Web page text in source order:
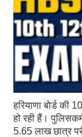
हरियाणा बोर्ड की
हो रही हैं।
5.65 लाख छात्र